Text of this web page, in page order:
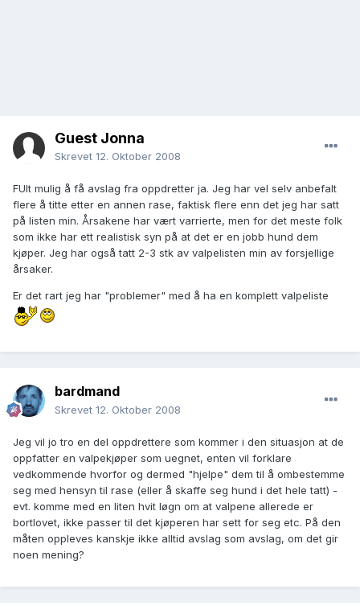
Guest Jonna
Skrevet 12. Oktober 2008
FUlt mulig å få avslag fra oppdretter ja. Jeg har vel selv anbefalt
flere å titte etter en annen rase, faktisk flere enn det jeg har satt
på listen min. Årsakene har vært varrierte, men for det meste folk
som ikke har ett realistisk syn på at det er en jobb hund dem
kjøper. Jeg har også tatt 2-3 stk av valpelisten min av forsjellige
årsaker.
Er det rart jeg har "problemer" med å ha en komplett valpeliste
bardmand
Skrevet 12. Oktober 2008
Jeg vil jo tro en del oppdrettere som kommer i den situasjon at de
oppfatter en valpekjøper som uegnet, enten vil forklare
vedkommende hvorfor og dermed "hjelpe" dem til å ombestemme
seg med hensyn til rase (eller å skaffe seg hund i det hele tatt) -
evt. komme med en liten hvit løgn om at valpene allerede er
bortlovet, ikke passer til det kjøperen har sett for seg etc. På den
måten oppleves kanskje ikke alltid avslag som avslag, om det gir
noen mening?